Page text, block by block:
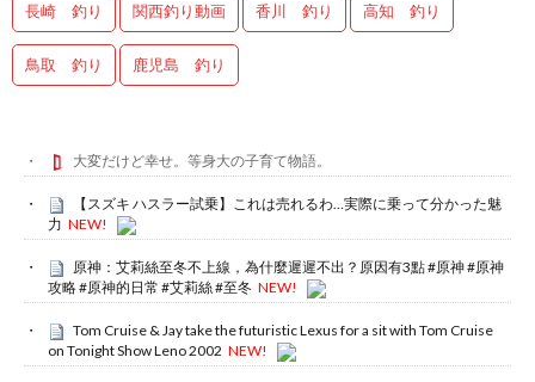
長崎 釣り 関西釣り動画 香川 釣り 高知 釣り
鳥取 釣り 鹿児島 釣り
大変だけど幸せ。等身大の子育て物語。
【スズキ ハスラー試乗】これは売れるわ…実際に乗って分かった魅
力 NEW!
原神：艾莉絲至冬不上線，為什麼遲遲不出？原因有3點 #原神 #原神
攻略 #原神的日常 #艾莉絲 #至冬 NEW!
Tom Cruise & Jay take the futuristic Lexus for a sit with Tom Cruise
on Tonight Show Leno 2002 NEW!